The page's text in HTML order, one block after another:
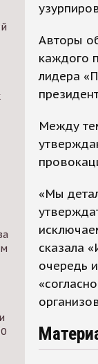
Авторы
каждого
лидера
Между
«Мы
сказала
очередь